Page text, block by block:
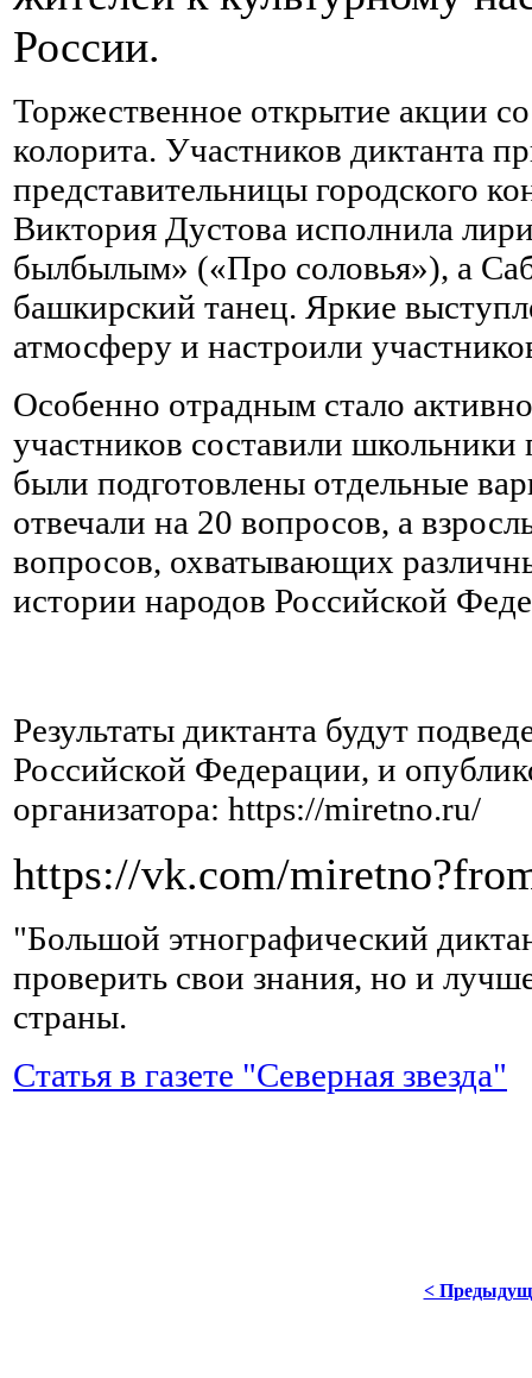
России.
Торжественное открытие акции
колорита. Участников диктанта
представительницы городского
Виктория Дустова исполнила
былбылым» («Про соловья»), а
башкирский танец. Яркие
атмосферу и настроили
Особенно отрадным стало
участников составили школьники
были подготовлены отдельные
отвечали на 20 вопросов, а
вопросов, охватывающих
истории народов Российской
Результаты диктанта будут
Российской Федерации, и
организатора: https://miretno.ru/
https://vk.com/
"Большой этнографический
проверить свои знания, но и
страны.
Статья в газете "Северная звезда"
<